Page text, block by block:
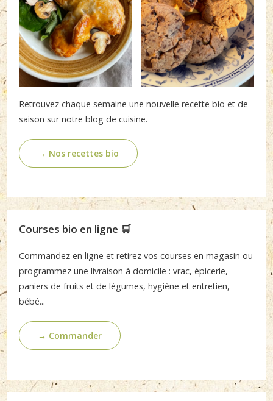
Retrouvez chaque semaine une nouvelle recette bio et de
saison sur notre blog de cuisine.
→ Nos recettes bio
Courses bio en ligne 🛒
Commandez en ligne et retirez vos courses en magasin ou
programmez une livraison à domicile : vrac, épicerie,
paniers de fruits et de légumes, hygiène et entretien,
bébé...
→ Commander